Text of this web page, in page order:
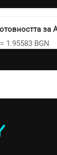
за
1.95583 BGN